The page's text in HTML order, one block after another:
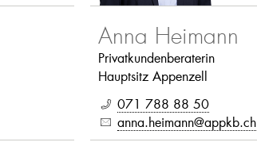
Anna Heimann
Privatkundenberaterin
Hauptsitz Appenzell
071 788 88 50
anna.heimann@appkb.ch